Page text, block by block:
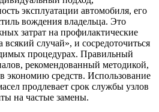
эксплуатации автомобиля, его
вождения владельца. Это
затрат на профилактические
случай», и сосредоточиться
процедурах. Правильный
рекомендованный методикой,
экономию средств. Использование
продлевает срок службы узлов
на частые замены.